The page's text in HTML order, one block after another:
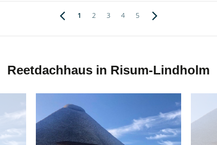
1 2 3 4 5
Reetdachhaus in Risum-Lindholm